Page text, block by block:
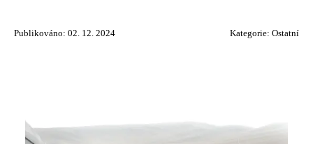
Publikováno: 02. 12. 2024 Kategorie: Ostatní